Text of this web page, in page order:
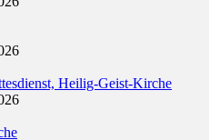
Heilig-Geist-Kirche